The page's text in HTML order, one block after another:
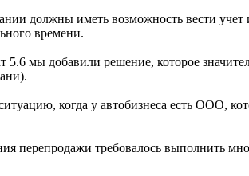
должны иметь возможность вести
времени.
5.6 мы добавили решение, которое
когда у автобизнеса есть ООО,
перепродажи требовалось выполнить